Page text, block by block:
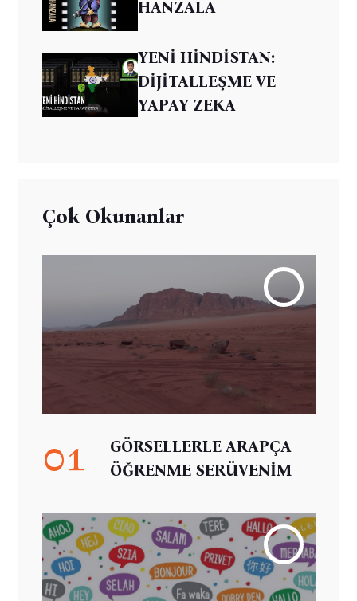
HANZALA
YENİ HİNDİSTAN:
DİJİTALLEŞME VE
YAPAY ZEKA
Çok Okunanlar
01
GÖRSELLERLE ARAPÇA
ÖĞRENME SERÜVENİM